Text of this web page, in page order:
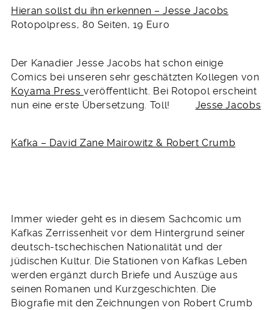
Hieran sollst du ihn erkennen – Jesse Jacobs
Rotopolpress, 80 Seiten, 19 Euro
Der Kanadier Jesse Jacobs hat schon einige
Comics bei unseren sehr geschätzten Kollegen von
Koyama Pressveröffentlicht. Bei Rotopol erscheint
nun eine erste Übersetzung. Toll! Jesse Jacobs
Kafka – David Zane Mairowitz & Robert Crumb
Immer wieder geht es in diesem Sachcomic um
Kafkas Zerrissenheit vor dem Hintergrund seiner
deutsch-tschechischen Nationalität und der
jüdischen Kultur. Die Stationen von Kafkas Leben
werden ergänzt durch Briefe und Auszüge aus
seinen Romanen und Kurzgeschichten. Die
Biografie mit den Zeichnungen von Robert Crumb